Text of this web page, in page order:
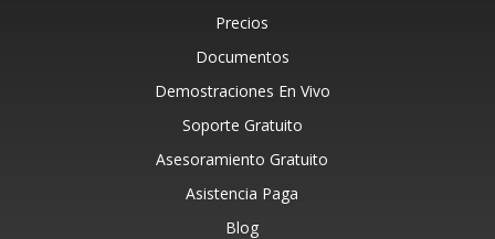
Precios
Documentos
Demostraciones En Vivo
Soporte Gratuito
Asesoramiento Gratuito
Asistencia Paga
Blog